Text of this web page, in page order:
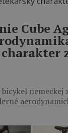
Cube
nemeckej